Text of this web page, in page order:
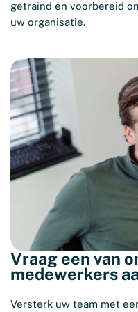
getraind en voorbereid
uw organisatie.
Vraag een van
medewerkers
Versterk uw team met